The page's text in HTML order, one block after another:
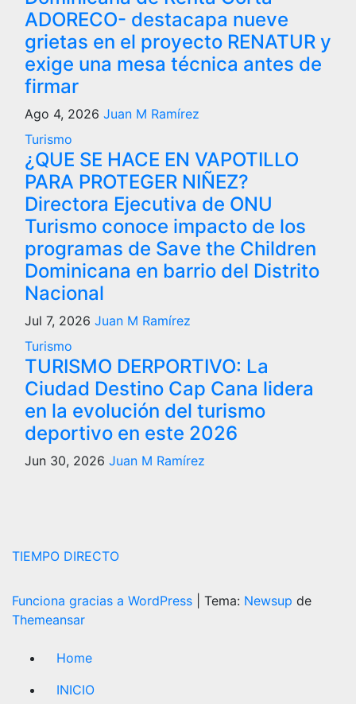
ADORECO- destacapa nueve
grietas en el proyecto RENATUR y
exige una mesa técnica antes de
firmar
Ago 4, 2026 Juan M Ramírez
Turismo
¿QUE SE HACE EN VAPOTILLO
PARA PROTEGER NIÑEZ?
Directora Ejecutiva de ONU
Turismo conoce impacto de los
programas de Save the Children
Dominicana en barrio del Distrito
Nacional
Jul 7, 2026 Juan M Ramírez
Turismo
TURISMO DERPORTIVO: La
Ciudad Destino Cap Cana lidera
en la evolución del turismo
deportivo en este 2026
Jun 30, 2026 Juan M Ramírez
TIEMPO DIRECTO
Funciona gracias a WordPress Tema: Newsup de
Themeansar
Home
INICIO